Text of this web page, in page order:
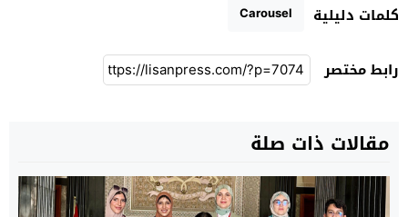
كلمات دليلية Carousel
رابط مختصر
مقالات ذات صلة